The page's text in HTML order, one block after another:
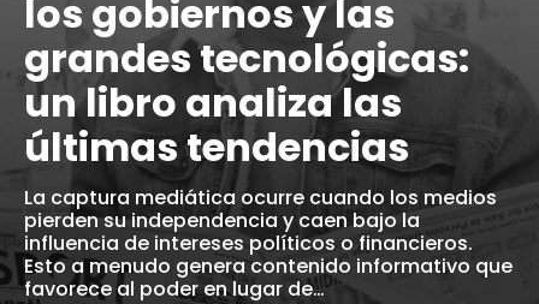
los gobiernos y las
grandes tecnológicas:
un libro analiza las
últimas tendencias
La captura mediática ocurre cuando los medios
pierden su independencia y caen bajo la
influencia de intereses políticos o financieros.
Esto a menudo genera contenido informativo que
favorece al poder en lugar de…